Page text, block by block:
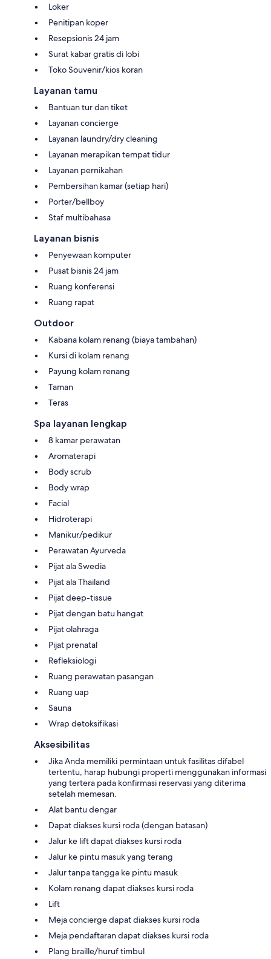
Loker
Penitipan koper
Resepsionis 24 jam
Surat kabar gratis di lobi
Toko Souvenir/kios koran
Layanan tamu
Bantuan tur dan tiket
Layanan concierge
Layanan laundry/dry cleaning
Layanan merapikan tempat tidur
Layanan pernikahan
Pembersihan kamar (setiap hari)
Porter/bellboy
Staf multibahasa
Layanan bisnis
Penyewaan komputer
Pusat bisnis 24 jam
Ruang konferensi
Ruang rapat
Outdoor
Kabana kolam renang (biaya tambahan)
Kursi di kolam renang
Payung kolam renang
Taman
Teras
Spa layanan lengkap
8 kamar perawatan
Aromaterapi
Body scrub
Body wrap
Facial
Hidroterapi
Manikur/pedikur
Perawatan Ayurveda
Pijat ala Swedia
Pijat ala Thailand
Pijat deep-tissue
Pijat dengan batu hangat
Pijat olahraga
Pijat prenatal
Refleksiologi
Ruang perawatan pasangan
Ruang uap
Sauna
Wrap detoksifikasi
Aksesibilitas
Jika Anda memiliki permintaan untuk fasilitas difabel
tertentu, harap hubungi properti menggunakan informasi
yang tertera pada konfirmasi reservasi yang diterima
setelah memesan.
Alat bantu dengar
Dapat diakses kursi roda (dengan batasan)
Jalur ke lift dapat diakses kursi roda
Jalur ke pintu masuk yang terang
Jalur tanpa tangga ke pintu masuk
Kolam renang dapat diakses kursi roda
Lift
Meja concierge dapat diakses kursi roda
Meja pendaftaran dapat diakses kursi roda
Plang braille/huruf timbul